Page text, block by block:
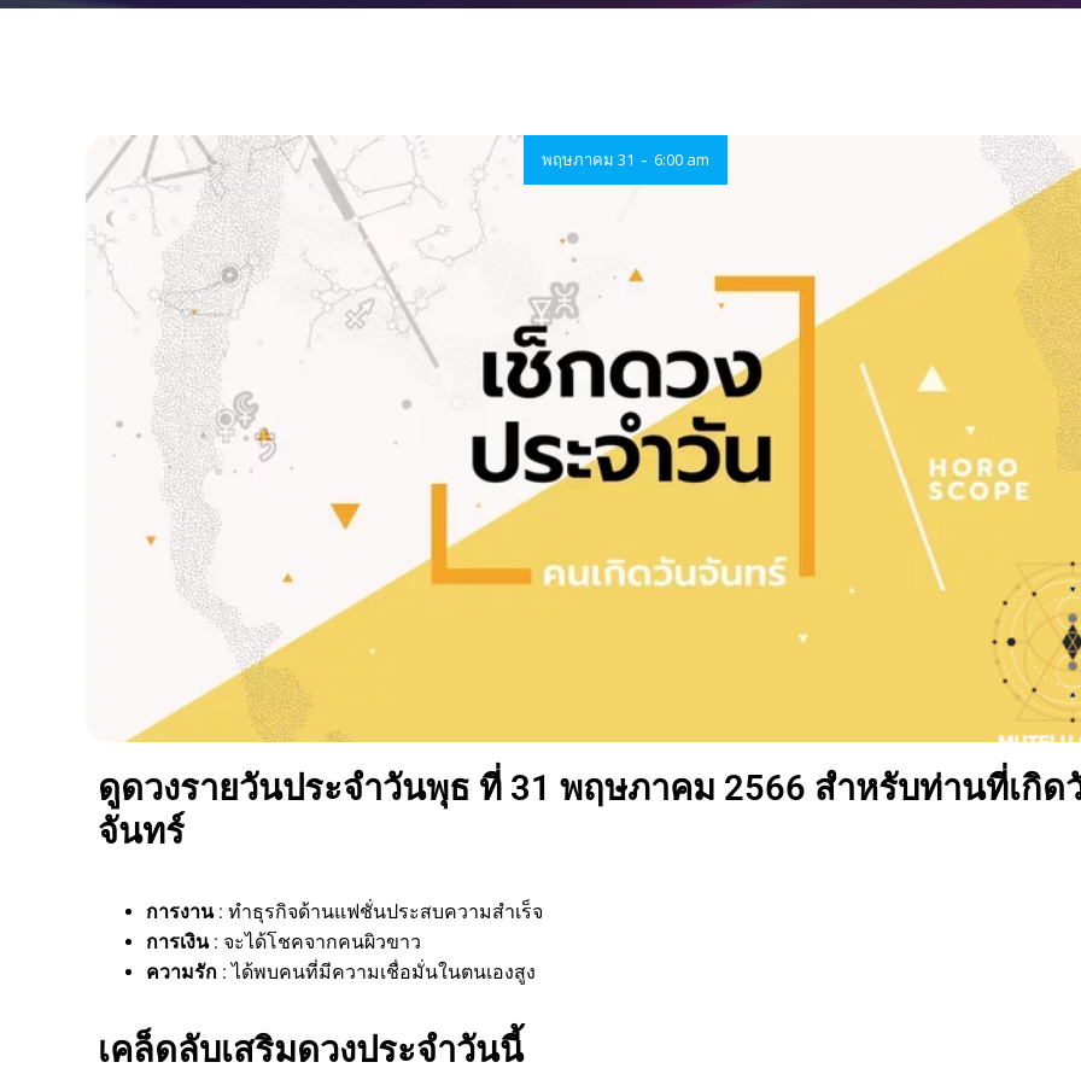
พฤษภาคม 31 - 6:00 am
ดูดวงรายวันประจำวันพุธ ที่ 31 พฤษภาคม 2566 สำหรับท่านที่เกิด
จันทร์
การงาน : ทำธุรกิจด้านแฟชั่นประสบความสำเร็จ
การเงิน : จะได้โชคจากคนผิวขาว
ความรัก : ได้พบคนที่มีความเชื่อมั่นในตนเองสูง
เคล็ดลับเสริมดวงประจำวันนี้